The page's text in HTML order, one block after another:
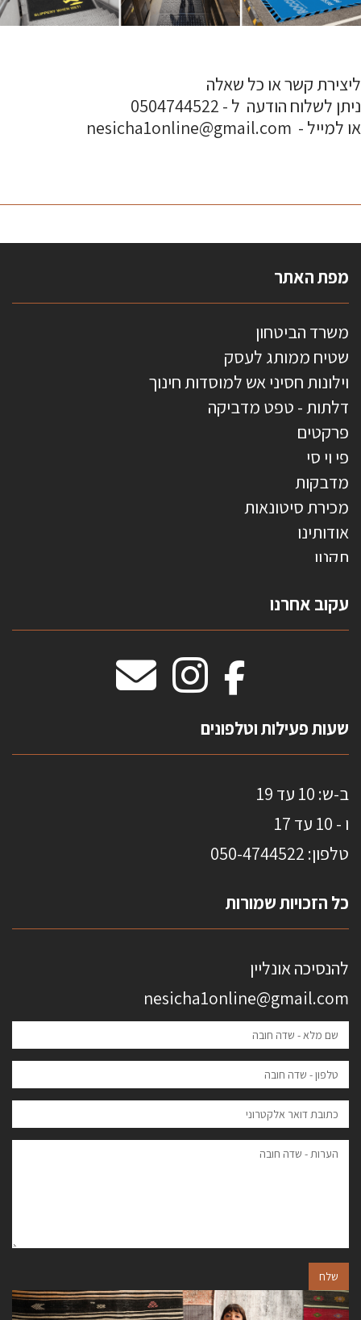
ליצירת קשר או כל שאלה
ניתן לשלוח הודעה ל - 0504744522
או למייל - nesicha1online@gmail.com
מפת האתר
משרד הביטחון
שטיח ממותג לעסק
וילונות חסיני אש למוסדות חינוך
דלתות - טפט מדביקה
פרקטים
פי וי סי
מדבקות
מכירת סיטונאות
אודותינו
תקנון
טפטים משולשים
וילונות חסיני אש
מדבקות אנטי סאן
עקוב אחרנו
שעות פעילות וטלפונים
ב-ש: 10 עד 19
ו - 10 עד 17
טלפון: 0 50-4744522
כל הזכויות שמורות
להנסיכה אונליין
nesicha1online@gmail.com
שלח
הבא